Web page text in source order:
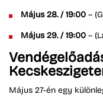
Május 28. / 19:00 –
Május 29. / 19:00 –
Május 27-én egy